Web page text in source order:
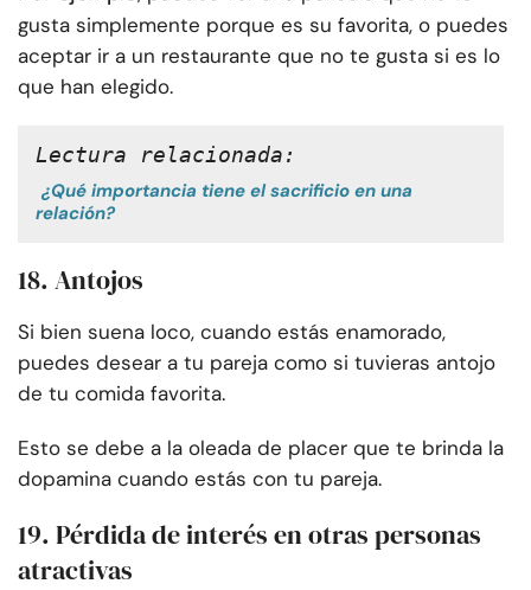
gusta simplemente porque es su favorita, o puedes
aceptar ir a un restaurante que no te gusta si es lo
que han elegido.
Lectura relacionada:
¿Qué importancia tiene el sacrificio en una
relación?
18. Antojos
Si bien suena loco, cuando estás enamorado,
puedes desear a tu pareja como si tuvieras antojo
de tu comida favorita.
Esto se debe a la oleada de placer que te brinda la
dopamina cuando estás con tu pareja.
19. Pérdida de interés en otras personas
atractivas